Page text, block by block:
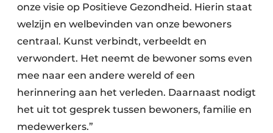
onze visie op Positieve Gezondheid. Hierin staat
welzijn en welbevinden van onze bewoners
centraal. Kunst verbindt, verbeeldt en
verwondert. Het neemt de bewoner soms even
mee naar een andere wereld of een
herinnering aan het verleden. Daarnaast nodigt
het uit tot gesprek tussen bewoners, familie en
medewerkers.”